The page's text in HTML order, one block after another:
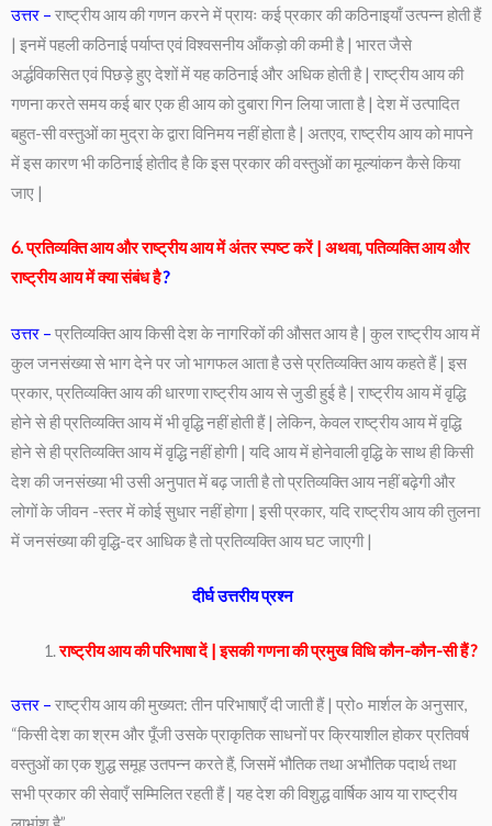
उत्तर – राष्ट्रीय आय की गणन करने में प्रायः कई प्रकार की कठिनाइयाँ उत्पन्न होती हैं
| इनमें पहली कठिनाई पर्याप्त एवं विश्वसनीय आँकड़ो की कमी है | भारत जैसे
अर्द्धविकसित एवं पिछड़े हुए देशों में यह कठिनाई और अधिक होती है | राष्ट्रीय आय की
गणना करते समय कई बार एक ही आय को दुबारा गिन लिया जाता है | देश में उत्पादित
बहुत-सी वस्तुओं का मुद्रा के द्वारा विनिमय नहीं होता है | अतएव, राष्ट्रीय आय को मापने
में इस कारण भी कठिनाई होतीद है कि इस प्रकार की वस्तुओं का मूल्यांकन कैसे किया
जाए |
6. प्रतिव्यक्ति आय और राष्ट्रीय आय में अंतर स्पष्ट करें | अथवा, पतिव्यक्ति आय और
राष्ट्रीय आय में क्या संबंध है?
उत्तर – प्रतिव्यक्ति आय किसी देश के नागरिकों की औसत आय है | कुल राष्ट्रीय आय में
कुल जनसंख्या से भाग देने पर जो भागफल आता है उसे प्रतिव्यक्ति आय कहते हैं | इस
प्रकार, प्रतिव्यक्ति आय की धारणा राष्ट्रीय आय से जुडी हुई है | राष्ट्रीय आय में वृद्धि
होने से ही प्रतिव्यक्ति आय में भी वृद्धि नहीं होती हैं | लेकिन, केवल राष्ट्रीय आय में वृद्धि
होने से ही प्रतिव्यक्ति आय में वृद्धि नहीं होगी | यदि आय में होनेवाली वृद्धि के साथ ही किसी
देश की जनसंख्या भी उसी अनुपात में बढ़ जाती है तो प्रतिव्यक्ति आय नहीं बढ़ेगी और
लोगों के जीवन -स्तर में कोई सुधार नहीं होगा | इसी प्रकार, यदि राष्ट्रीय आय की तुलना
में जनसंख्या की वृद्धि-दर आधिक है तो प्रतिव्यक्ति आय घट जाएगी |
दीर्घ उत्तरीय प्रश्न
राष्ट्रीय आय की परिभाषा दें | इसकी गणना की प्रमुख विधि कौन-कौन-सी हैं ?
उत्तर – राष्ट्रीय आय की मुख्यत: तीन परिभाषाएँ दी जाती हैं | प्रो० मार्शल के अनुसार,
“किसी देश का श्रम और पूँजी उसके प्राकृतिक साधनों पर क्रियाशील होकर प्रतिवर्ष
वस्तुओं का एक शुद्ध समूह उतपन्न करते हैं, जिसमें भौतिक तथा अभौतिक पदार्थ तथा
सभी प्रकार की सेवाएँ सम्मिलित रहती हैं | यह देश की विशुद्ध वार्षिक आय या राष्ट्रीय